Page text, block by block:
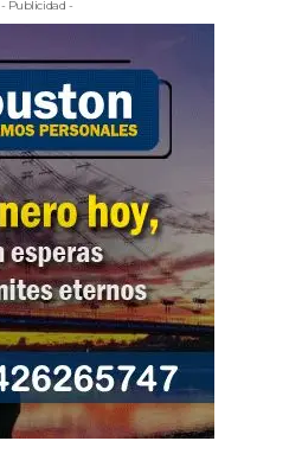
- Publicidad -